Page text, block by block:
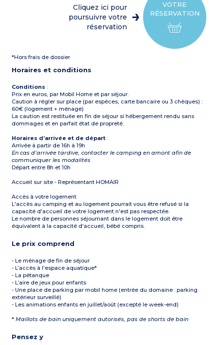
Capacité maximale : 4
2 chambres avec 2 lits
Salle de bain avec douche,
avec salon de jardin (table
Capacité maximale : 6
enfants et bébés inclus
VOTRE
RÉSERVATION
Cliquez ici pour
poursuivre votre
réservation
*Hors frais de dossier
Horaires et conditions
Conditions :
Prix en euros, par Mobil Home et par séjour.
Caution à régler sur place (par espèces, carte bancaire ou 3 chèques) :
60€ (logement + ménage)
La caution est restituée en fin de séjour si hébergement rendu sans
dommages et en parfait état de propreté.
Horaires d’arrivée et de départ :
Arrivée à partir de 16h à 19h
En cas d’arrivée tardive, contacter le camping en amont afin de
communiquer les modalités
Départ entre 8h et 10h
Accueil sur site - Représentant HOMAIR
Accès à votre logement
L'accès au camping et au logement pourrait vous être refusé si la
capacité d'accueil de votre logement n'est pas respectée.
Le nombre de personnes séjournant dans le logement doit être
équivalent à la capacité d'accueil, bébé compris.
Le prix comprend
- Le ménage de fin de séjour
- L’accès à l'espace aquatique*
- La pétanque
- L’aire de jeux pour enfants
- Une place de parking par mobil home (entrée du domaine : parking
extérieur surveillé)
- Les animations enfants en juillet/août (excepté le week-end)
*Maillots de bain uniquement autorisés, pas de shorts de bain
Pensez y